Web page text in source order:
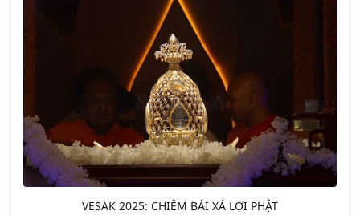
VESAK 2025: CHIÊM BÁI XÁ LỢI PHẬT